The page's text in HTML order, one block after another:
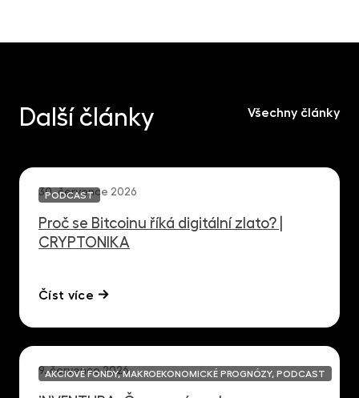
Další články Všechny články
30. července 2026
Proč se Bitcoinu říká digitální zlato? |
CRYPTONIKA
Číst více
PODCAST
9. července 2026
AKCIOVÉ FONDY, MAKROEKONOMICKÉ PROGNÓZY, PODCAST